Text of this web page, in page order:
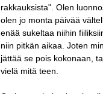
rakkauksista". Olen
olen jo monta päivää
enää sukeltaa niihin
niin pitkän aikaa. Joten
jättää se pois kokonaan,
vielä mitä teen.